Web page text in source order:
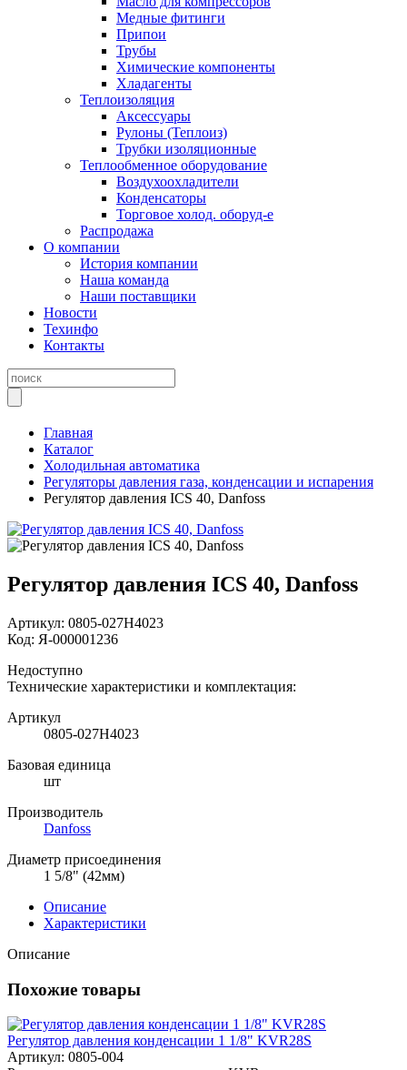
Медные фитинги
Припои
Трубы
Химические компоненты
Хладагенты
Теплоизоляция
Аксессуары
Рулоны (Теплоиз)
Трубки изоляционные
Теплообменное оборудование
Воздухоохладители
Конденсаторы
Торговое холод. оборуд-е
Распродажа
О компании
История компании
Наша команда
Наши поставщики
Новости
Техинфо
Контакты
Главная
Каталог
Холодильная автоматика
Регуляторы давления газа, конденсации и испарения
Регулятор давления ICS 40, Danfoss
Регулятор давления ICS 40, Danfoss
Артикул: 0805-027H4023
Код: Я-000001236
Недоступно
Технические характеристики и комплектация:
Артикул
0805-027H4023
Базовая единица
шт
Производитель
Danfoss
Диаметр присоединения
1 5/8" (42мм)
Описание
Характеристики
Описание
Похожие товары
Регулятор давления конденсации 1 1/8" KVR28S
Артикул: 0805-004